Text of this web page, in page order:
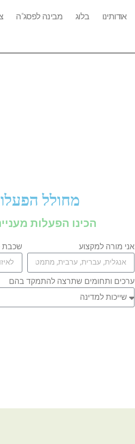
אודותינו בלוג מבינה לפסג"ה
מחולל
הכינו הפעלות
אני מורה למקצוע שכבת
ערכים ותחומים שתרצה להתמקד בהם